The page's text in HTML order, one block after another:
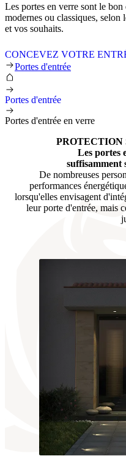
Les portes en verre sont le
modernes ou classiques,
et vos souhaits.
CONCEVEZ VOTRE
Portes d'entrée en
Portes d'entrée
Portes d'entrée
Portes d'entrée en verre
PROTECTION
Les portes
suffisamment
De nombreuses
performances
lorsqu'elles envisagent
leur porte d'entrée, mais